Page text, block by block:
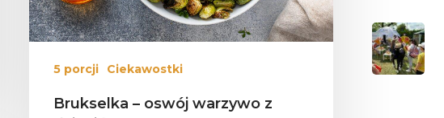
5 porcji Ciekawostki
Brukselka – oswój warzywo z